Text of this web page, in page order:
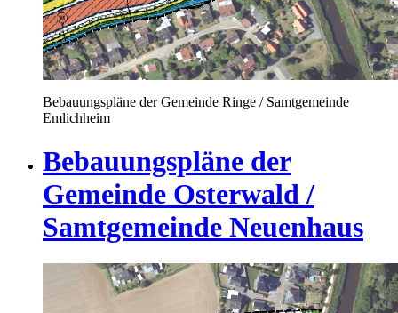
Bebauungspläne der Gemeinde Ringe / Samtgemeinde
Emlichheim
Bebauungspläne der
Gemeinde Osterwald /
Samtgemeinde Neuenhaus